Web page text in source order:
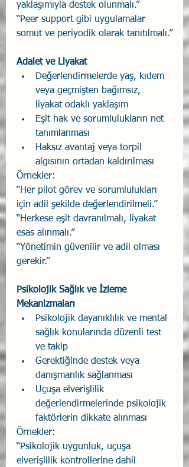
yaklaşımıyla destek olunmalı.”
“Peer support gibi uygulamalar
somut ve periyodik olarak tanıtılmalı.”
Adalet ve Liyakat
Değerlendirmelerde yaş, kıdem
veya geçmişten bağımsız,
liyakat odaklı yaklaşım
Eşit hak ve sorumlulukların net
tanımlanması
Haksız avantaj veya torpil
algısının ortadan kaldırılması
Örnekler:
“Her pilot görev ve sorumlulukları
için adil şekilde değerlendirilmeli.”
“Herkese eşit davranılmalı, liyakat
esas alınmalı.”
“Yönetimin güvenilir ve adil olması
gerekir.”
Psikolojik Sağlık ve İzleme
Mekanizmaları
Psikolojik dayanıklılık ve mental
sağlık konularında düzenli test
ve takip
Gerektiğinde destek veya
danışmanlık sağlanması
Uçuşa elverişlilik
değerlendirmelerinde psikolojik
faktörlerin dikkate alınması
Örnekler:
“Psikolojik uygunluk, uçuşa
elverişlilik kontrollerine dahil